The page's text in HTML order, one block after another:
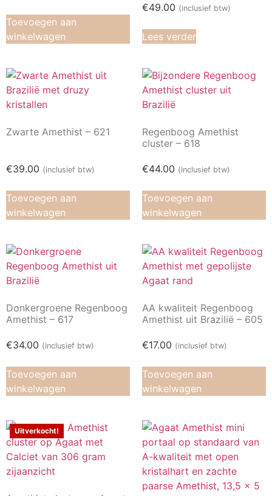
Toevoegen aan
winkelwagen
€49.00 (inclusief btw)
Lees verder
Zwarte Amethist – 621
€39.00 (inclusief btw)
Toevoegen aan
winkelwagen
Regenboog Amethist
cluster – 618
€44.00 (inclusief btw)
Toevoegen aan
winkelwagen
Donkergroene Regenboog
Amethist – 617
€34.00 (inclusief btw)
Toevoegen aan
winkelwagen
AA kwaliteit Regenboog
Amethist uit Brazilië – 605
€17.00 (inclusief btw)
Toevoegen aan
winkelwagen
Uitverkocht!